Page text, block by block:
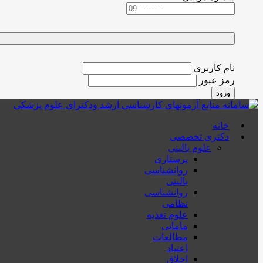
نام کاربری
رمز عبور
ورود
خانه
دکتری تخصصی
علوم بالینی
پرستاری
روانشناسی
بالینی
روانشناسی
نظامی
علوم تغذیه
مامایی
مطالعات
اعتیاد
اخلاق